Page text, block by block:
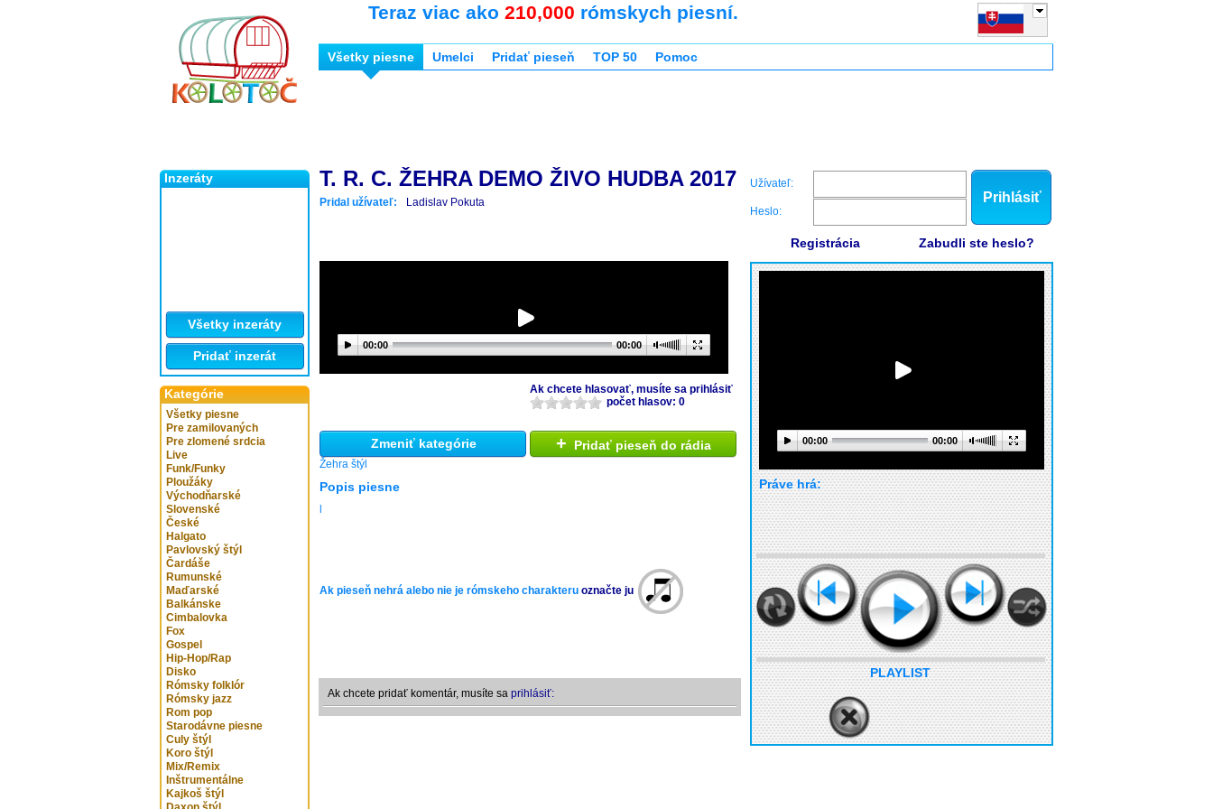
Inzeráty
Všetky inzeráty
Pridať inzerát
Kategórie
Všetky piesne
Pre zamilovaných
Pre zlomené srdcia
Live
Funk/Funky
Ploužáky
Východňarské
Slovenské
České
Halgato
Pavlovský štýl
Čardáše
Rumunské
Maďarské
Balkánske
Cimbalovka
Fox
Gospel
Hip-Hop/Rap
Disko
Rómsky folklór
Rómsky jazz
Rom pop
Starodávne piesne
Culy štýl
Koro štýl
Mix/Remix
Inštrumentálne
Kajkoš štýl
Teraz viac ako 210,000 rómskych piesní.
Všetky piesne Umelci Pridať pieseň TOP 50 Pomoc
T. R. C. ŽEHRA DEMO ŽIVO HUDBA 2017
Pridal užívateľ: Ladislav Pokuta
00:00 00:00
Ak chcete hlasovať, musíte sa prihlásiť
počet hlasov: 0
Zmeniť kategórie
Žehra štýl
+ Pridať pieseň do rádia
Popis piesne
Ak pieseň nehrá alebo nie je rómskeho charakteru označte ju
Ak chcete pridať komentár, musíte sa prihlásiť:
Užívateľ:
Heslo:
Prihlásiť
Registrácia Zabudli ste heslo?
00:00 00:00
Práve hrá:
PLAYLIST